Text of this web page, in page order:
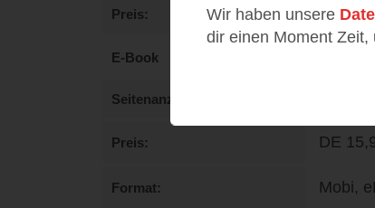
Preis DE
E-Book
Seitenanzahl
Preis DE
Format Mobi,
Wir haben unsere
dir einen Moment